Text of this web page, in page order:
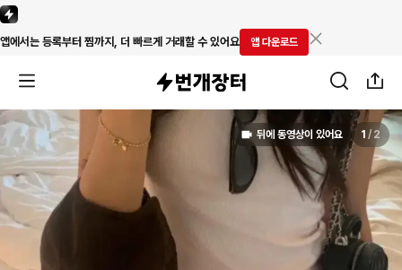
앱에서는 등록부터 찜까지, 더 빠르게 거래할 수 있어요 앱 다운로드
뒤에 동영상이 있어요 1 / 2